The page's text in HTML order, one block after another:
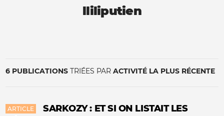
lliliputien
6 PUBLICATIONS TRIÉES PAR ACTIVITÉ LA PLUS RÉCENTE
ARTICLE
SARKOZY : ET SI ON LISTAIT LES